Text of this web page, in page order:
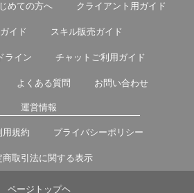
めての方へ クライアント用ガイド
イド スキル販売ガイド
ライン チャットご利用ガイド
よくある質問 お問い合わせ
運営情報
用規約 プライバシーポリシー
商取引法に関する表示
ページトップヘ